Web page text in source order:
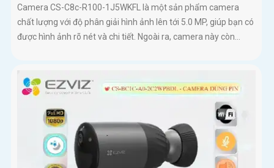
Camera CS-C8c-R100-1J5WKFL là một sản phẩm camera
chất lượng với độ phân giải hình ảnh lên tới 5.0 MP, giúp bạn có
được hình ảnh rõ nét và chi tiết. Ngoài ra, camera này còn...